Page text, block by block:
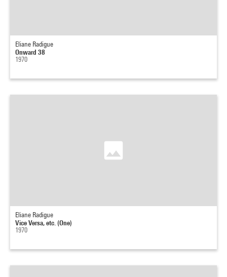
Eliane Radigue
Onward 38
1970
Eliane Radigue
Vice Versa, etc. (One)
1970